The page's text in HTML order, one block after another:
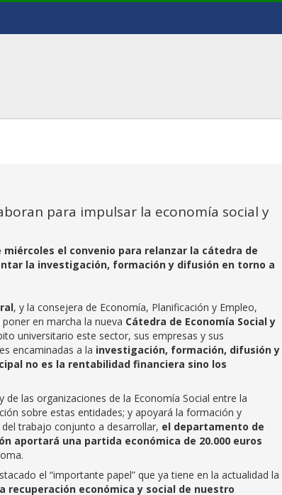
para impulsar la economía social y
el convenio para relanzar la cátedra de
la investigación, formación y difusión en torno a
, y la consejera de Economía, Planificación y Empleo,
en marcha la nueva Cátedra de Economía Social y
universitario este sector, sus empresas y sus
encaminadas a la investigación, formación, difusión y
no es la rentabilidad financiera sino los
las organizaciones de la Economía Social entre la
sobre estas entidades; y apoyará la formación y
trabajo conjunto a desarrollar, el departamento de
aportará una partida económica de 20.000 euros
el “importante papel” que ya tiene en la actualidad la
recuperación económica y social de nuestro